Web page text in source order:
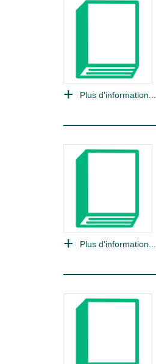
Plus d'information...
Plus d'information...